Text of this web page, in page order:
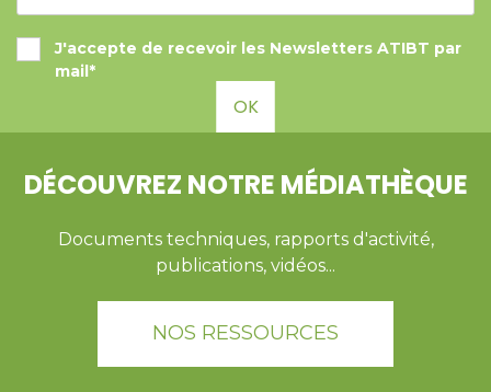
J'accepte de recevoir les Newsletters ATIBT par
mail*
OK
DÉCOUVREZ NOTRE MÉDIATHÈQUE
Documents techniques, rapports d'activité,
publications, vidéos...
NOS RESSOURCES